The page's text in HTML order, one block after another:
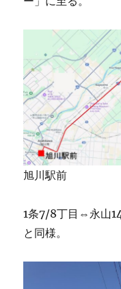
旭川駅前
1条7/8丁目⇔永山
と同様。